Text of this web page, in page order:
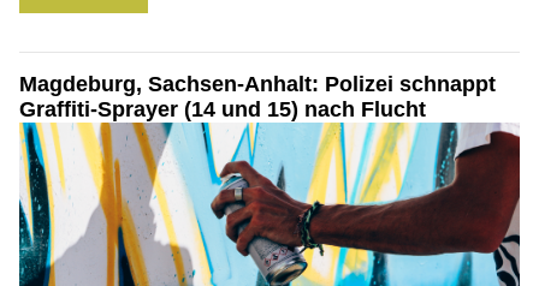
Magdeburg, Sachsen-Anhalt: Polizei schnappt
Graffiti-Sprayer (14 und 15) nach Flucht